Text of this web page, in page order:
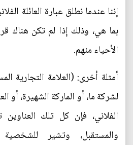
إننا عندما نطلق عبارة العائلة
بما هي، وذلك إذا لم تكن هناك
الأحياء منهم.
أمثلة أخرى: (العلامة التجارية
لشركة ما، أو الماركة الشهيرة، أو
الفلاني، فإن كل تلك
والمستقبل، وتشير للشخصية